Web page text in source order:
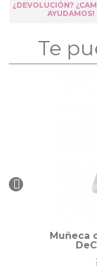
¿DEVOLUCIÓN?
AYUDAMOS!
Te
Muñeca